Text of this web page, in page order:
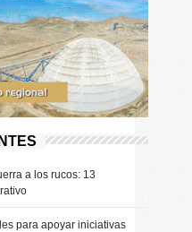
a los rucos: 13
para apoyar iniciativas